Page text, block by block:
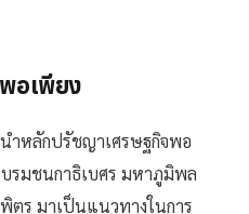
อเพียง
นำหลักปรัชญาเศรษฐกิจพอ
รมชนกาธิเบศร มหาภูมิพล
ตร มาเป็นแนวทางในการ